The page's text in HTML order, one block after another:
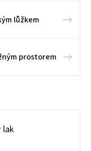
lůžkem
prostorem
lak